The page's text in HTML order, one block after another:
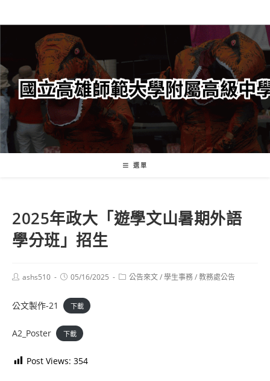
轉
要
內
容
選單
2025年政大「遊學文山暑期外語
學分班」招生
Postashs510
Post05/16/2025
Post公告來文/學生事務/教務處公告
公文製作-21 下載
A2_Poster 下載
Post Views: 354